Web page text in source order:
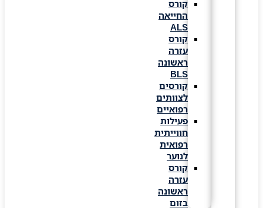
קורס
החייאה
קורס
עזרה
ראשונה
קורסים
לצוותים
רפואיים
פעילות
חווייתית
רפואית
לנוער
קורס
עזרה
ראשונה